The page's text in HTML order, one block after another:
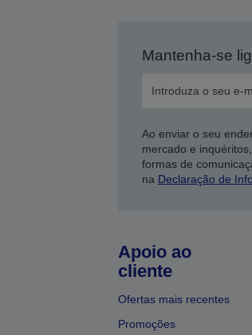
Mantenha-se
Ao enviar o seu
mercado e
formas de
na Declaração de
Apoio ao
cliente
Ofertas mais recentes
Promoções